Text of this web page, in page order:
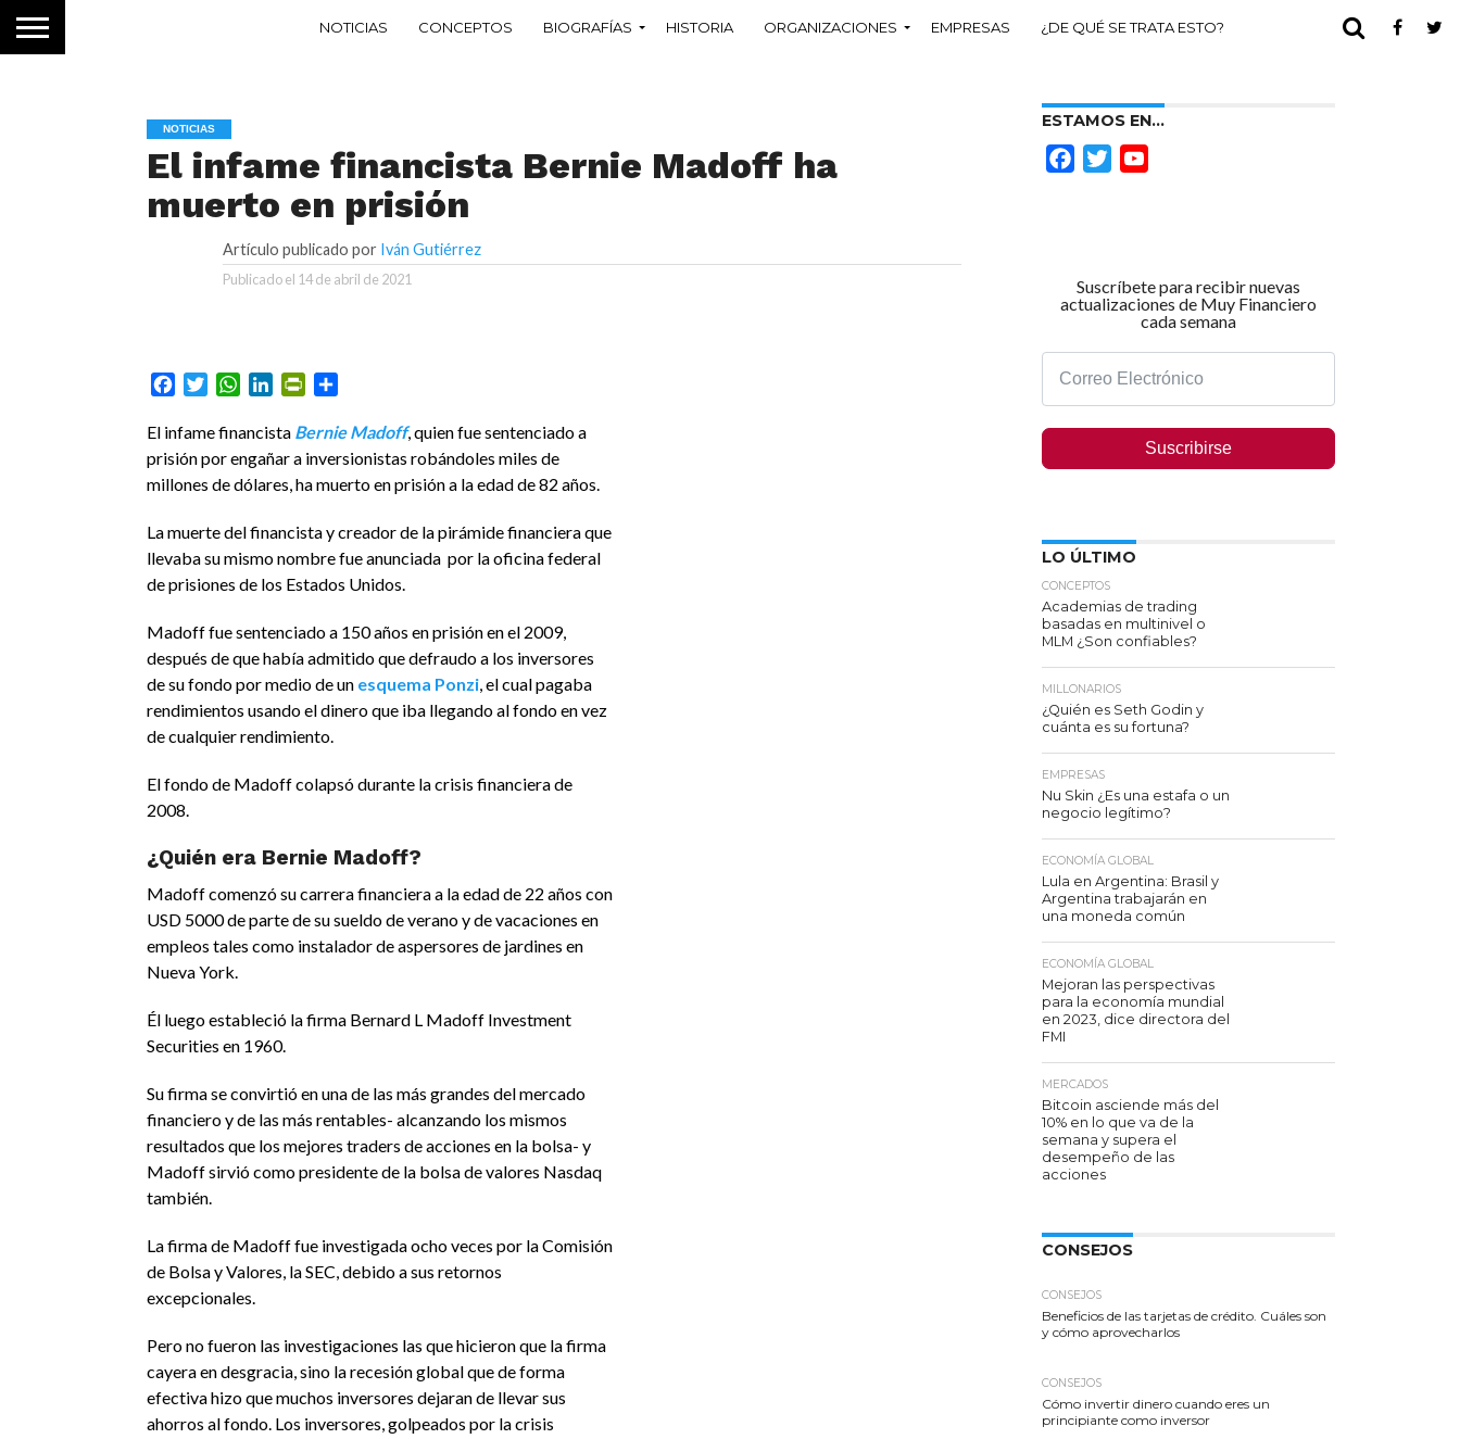
NOTICIAS CONCEPTOS BIOGRAFÍAS HISTORIA ORGANIZACIONES EMPRESAS ¿DE QUÉ SE TRATA ESTO?
NOTICIAS
El infame financista Bernie Madoff ha
muerto en prisión
Artículo publicado por Iván Gutiérrez
Publicado el 14 de abril de 2021
Facebook
TwitterWhatsApp
LinkedInPrintFriendly
El infame financista Bernie Madoff, quien fue sentenciado a
prisión por engañar a inversionistas robándoles miles de
millones de dólares, ha muerto en prisión a la edad de 82 años.
La muerte del financista y creador de la pirámide financiera que
llevaba su mismo nombre fue anunciada por la oficina federal
de prisiones de los Estados Unidos.
Madoff fue sentenciado a 150 años en prisión en el 2009,
después de que había admitido que defraudo a los inversores
de su fondo por medio de un esquema Ponzi, el cual pagaba
rendimientos usando el dinero que iba llegando al fondo en vez
de cualquier rendimiento.
El fondo de Madoff colapsó durante la crisis financiera de
2008.
¿Quién era Bernie Madoff?
Madoff comenzó su carrera financiera a la edad de 22 años con
USD 5000 de parte de su sueldo de verano y de vacaciones en
empleos tales como instalador de aspersores de jardines en
Nueva York.
Él luego estableció la firma Bernard L Madoff Investment
Securities en 1960.
Su firma se convirtió en una de las más grandes del mercado
financiero y de las más rentables- alcanzando los mismos
resultados que los mejores traders de acciones en la bolsa- y
Madoff sirvió como presidente de la bolsa de valores Nasdaq
también.
La firma de Madoff fue investigada ocho veces por la Comisión
de Bolsa y Valores, la SEC, debido a sus retornos
excepcionales.
Pero no fueron las investigaciones las que hicieron que la firma
cayera en desgracia, sino la recesión global que de forma
efectiva hizo que muchos inversores dejaran de llevar sus
ahorros al fondo. Los inversores, golpeados por la crisis
ESTAMOS EN…
FacebookTwitter
Suscríbete para recibir nuevas
actualizaciones de Muy Financiero
cada semana
Suscribirse
LO ÚLTIMO
CONCEPTOS
Academias de trading
basadas en multinivel o
MLM ¿Son confiables?
MILLONARIOS
¿Quién es Seth Godin y
cuánta es su fortuna?
EMPRESAS
Nu Skin ¿Es una estafa o un
negocio legítimo?
ECONOMÍA GLOBAL
Lula en Argentina: Brasil y
Argentina trabajarán en
una moneda común
ECONOMÍA GLOBAL
Mejoran las perspectivas
para la economía mundial
en 2023, dice directora del
FMI
MERCADOS
Bitcoin asciende más del
10% en lo que va de la
semana y supera el
desempeño de las
acciones
CONSEJOS
CONSEJOS
Beneficios de las tarjetas de crédito. Cuáles son
y cómo aprovecharlos
CONSEJOS
Cómo invertir dinero cuando eres un
principiante como inversor